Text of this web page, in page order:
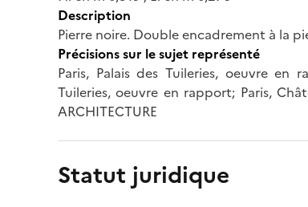
Description
Pierre noire. Double encadrement à la
Précisions sur le sujet représenté
Paris, Palais des Tuileries, oeuvre en
Tuileries, oeuvre en rapport; Paris,
ARCHITECTURE
Statut juridique